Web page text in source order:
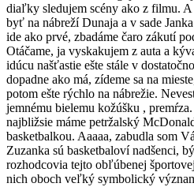
diaľky sledujem scény ako z filmu.
byť na nábreží Dunaja a v sade
ide ako prvé, zbadáme čaro zákutí
Otáčame, ja vyskakujem z auta a
idúcu našťastie ešte stále v
dopadne ako má, zídeme sa na
potom ešte rýchlo na nábrežie.
jemnému bielemu kožúšku ,
najbližsie máme petržalský
basketbalkou. Aaaaa, zabudla som
Zuzanka sú basketbaloví nadšenci,
rozhodcovia tejto obľúbenej
nich oboch veľký symbolický